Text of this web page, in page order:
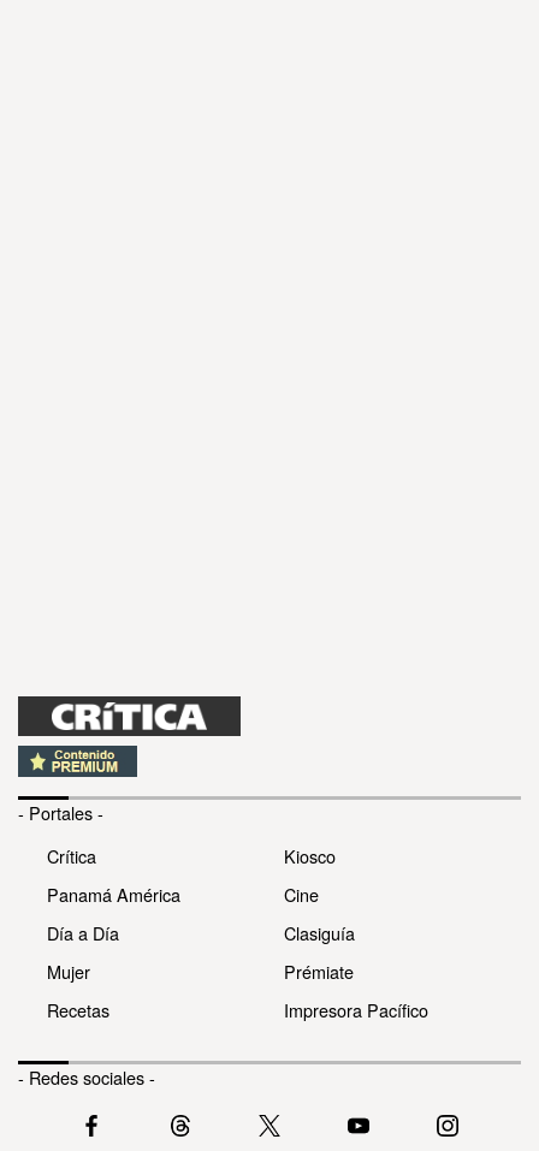
- Portales -
Crítica
Panamá América
Día a Día
Mujer
Recetas
Kiosco
Cine
Clasiguía
Prémiate
Impresora Pacífico
- Redes sociales -